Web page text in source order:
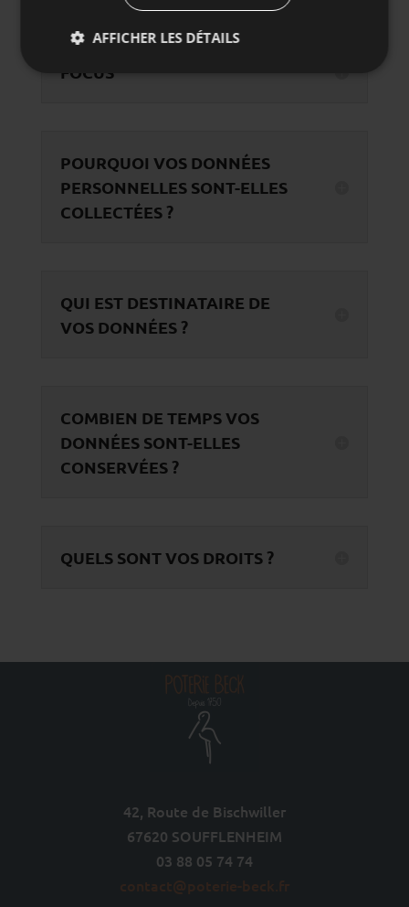
FOCUS
POURQUOI VOS DONNÉES
PERSONNELLES SONT-ELLES
COLLECTÉES ?
QUI EST DESTINATAIRE DE
VOS DONNÉES ?
COMBIEN DE TEMPS VOS
DONNÉES SONT-ELLES
CONSERVÉES ?
QUELS SONT VOS DROITS ?
42, Route de Bischwiller
67620 SOUFFLENHEIM
03 88 05 74 74
contact@poterie-beck.fr
AFFICHER LES DÉTAILS